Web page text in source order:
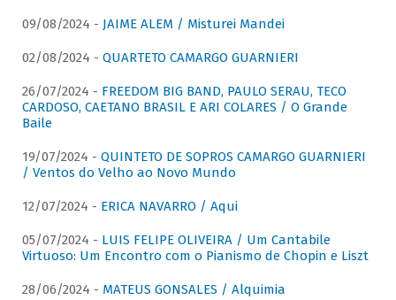
09/08/2024 - JAIME ALEM / Misturei Mandei
02/08/2024 - QUARTETO CAMARGO GUARNIERI
26/07/2024 - FREEDOM BIG BAND, PAULO SERAU, TECO
CARDOSO, CAETANO BRASIL E ARI COLARES / O Grande
Baile
19/07/2024 - QUINTETO DE SOPROS CAMARGO GUARNIERI
/ Ventos do Velho ao Novo Mundo
12/07/2024 - ERICA NAVARRO / Aqui
05/07/2024 - LUIS FELIPE OLIVEIRA / Um Cantabile
Virtuoso: Um Encontro com o Pianismo de Chopin e Liszt
28/06/2024 - MATEUS GONSALES / Alquimia